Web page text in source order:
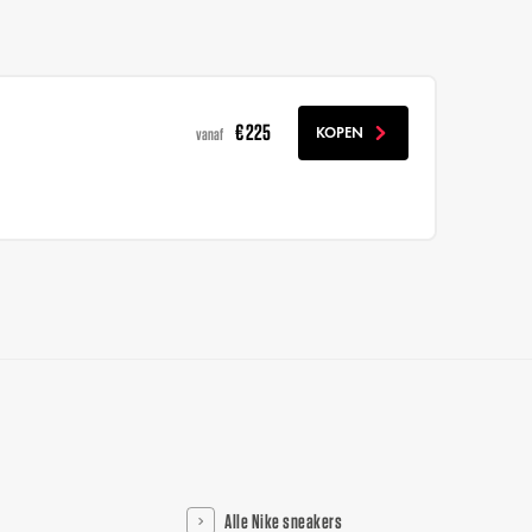
vanaf € 225 KOPEN
Alle Nike sneakers